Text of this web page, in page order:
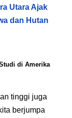
Utara Ajak
dan Hutan
di Amerika
tinggi juga
berjumpa